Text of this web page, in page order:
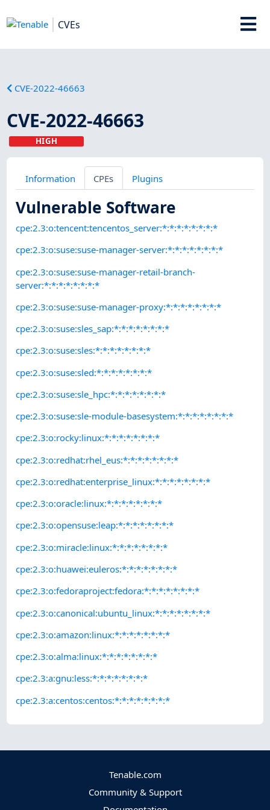
CVEs
CVE-2022-46663
CVE-2022-46663
HIGH
Information CPEs Plugins
Vulnerable Software
cpe:2.3:o:tencent:tencentos_server:*:*:*:*:*:*:*:*
cpe:2.3:o:suse:suse-manager-server:*:*:*:*:*:*:*:*
cpe:2.3:o:suse:suse-manager-retail-branch-
server:*:*:*:*:*:*:*:*
cpe:2.3:o:suse:suse-manager-proxy:*:*:*:*:*:*:*:*
cpe:2.3:o:suse:sles_sap:*:*:*:*:*:*:*:*
cpe:2.3:o:suse:sles:*:*:*:*:*:*:*:*
cpe:2.3:o:suse:sled:*:*:*:*:*:*:*:*
cpe:2.3:o:suse:sle_hpc:*:*:*:*:*:*:*:*
cpe:2.3:o:suse:sle-module-basesystem:*:*:*:*:*:*:*:*
cpe:2.3:o:rocky:linux:*:*:*:*:*:*:*:*
cpe:2.3:o:redhat:rhel_eus:*:*:*:*:*:*:*:*
cpe:2.3:o:redhat:enterprise_linux:*:*:*:*:*:*:*:*
cpe:2.3:o:oracle:linux:*:*:*:*:*:*:*:*
cpe:2.3:o:opensuse:leap:*:*:*:*:*:*:*:*
cpe:2.3:o:miracle:linux:*:*:*:*:*:*:*:*
cpe:2.3:o:huawei:euleros:*:*:*:*:*:*:*:*
cpe:2.3:o:fedoraproject:fedora:*:*:*:*:*:*:*:*
cpe:2.3:o:canonical:ubuntu_linux:*:*:*:*:*:*:*:*
cpe:2.3:o:amazon:linux:*:*:*:*:*:*:*:*
cpe:2.3:o:alma:linux:*:*:*:*:*:*:*:*
cpe:2.3:a:gnu:less:*:*:*:*:*:*:*:*
cpe:2.3:a:centos:centos:*:*:*:*:*:*:*:*
Tenable.com
Community & Support